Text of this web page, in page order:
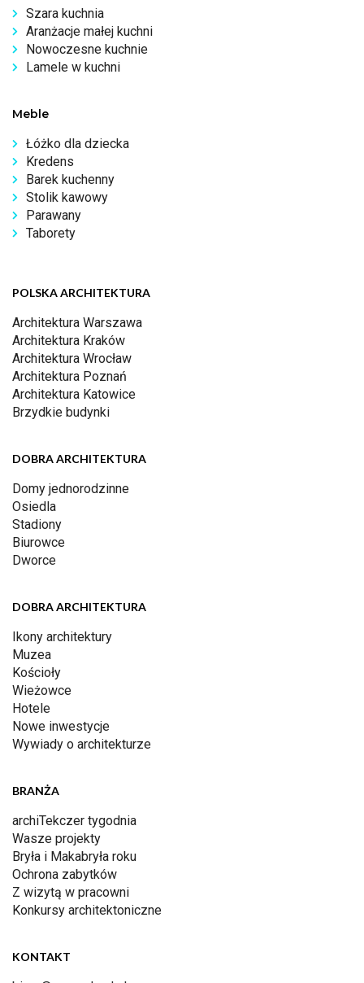
Szara kuchnia
Aranżacje małej kuchni
Nowoczesne kuchnie
Lamele w kuchni
Meble
Łóżko dla dziecka
Kredens
Barek kuchenny
Stolik kawowy
Parawany
Taborety
POLSKA ARCHITEKTURA
Architektura Warszawa
Architektura Kraków
Architektura Wrocław
Architektura Poznań
Architektura Katowice
Brzydkie budynki
DOBRA ARCHITEKTURA
Domy jednorodzinne
Osiedla
Stadiony
Biurowce
Dworce
DOBRA ARCHITEKTURA
Ikony architektury
Muzea
Kościoły
Wieżowce
Hotele
Nowe inwestycje
Wywiady o architekturze
BRANŻA
archiTekczer tygodnia
Wasze projekty
Bryła i Makabryła roku
Ochrona zabytków
Z wizytą w pracowni
Konkursy architektoniczne
KONTAKT